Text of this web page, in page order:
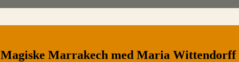
Magiske Marrakech med Maria Wittendorff